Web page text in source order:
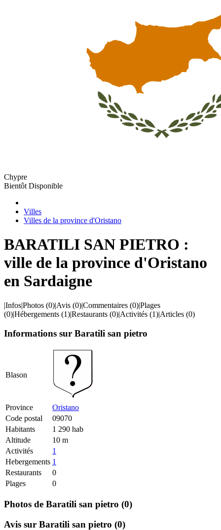
Chypre
Bientôt Disponible
Villes
Villes de la province d'Oristano
BARATILI SAN PIETRO :
ville de la province d'Oristano
en Sardaigne
|Infos|Photos (0)|Avis (0)|Commentaires (0)|Plages
(0)|Hébergements (1)|Restaurants (0)|Activités (1)|Articles (0)
Informations sur Baratili san pietro
Blason
Province
Oristano
Code postal
09070
Habitants
1 290 hab
Altitude
10 m
Activités
1
Hebergements 1
Restaurants
0
Plages
0
Photos de Baratili san pietro (0)
Avis sur Baratili san pietro (0)